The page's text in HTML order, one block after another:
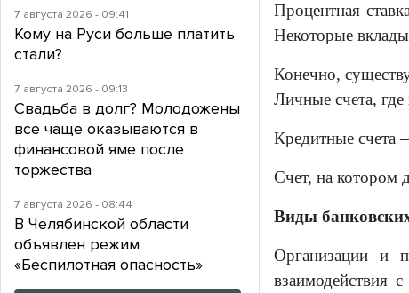
Процентная
Некоторые
Конечно,
Личные счета,
Кредитные счета
Счет, на котором
Виды
Организации и
взаимодействия
7 августа 2026 - 09:41
Кому на Руси больше платить
стали?
7 августа 2026 - 09:13
Свадьба в долг? Молодожены
все чаще оказываются в
финансовой яме после
торжества
7 августа 2026 - 08:44
В Челябинской области
объявлен режим
«Беспилотная опасность»